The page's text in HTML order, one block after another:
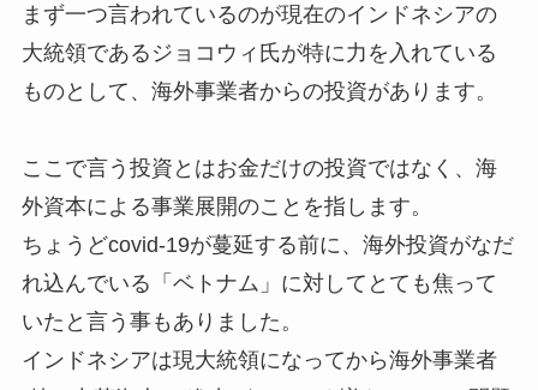
まず一つ言われているのが現在のインドネシアの
大統領であるジョコウィ氏が特に力を入れている
ものとして、海外事業者からの投資があります。
ここで言う投資とはお金だけの投資ではなく、海
外資本による事業展開のことを指します。
ちょうどcovid-19が蔓延する前に、海外投資がなだ
れ込んでいる「ベトナム」に対してとても焦って
いたと言う事もありました。
インドネシアは現大統領になってから海外事業者